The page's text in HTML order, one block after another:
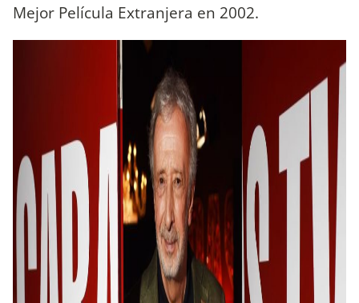
Mejor Película Extranjera en 2002.